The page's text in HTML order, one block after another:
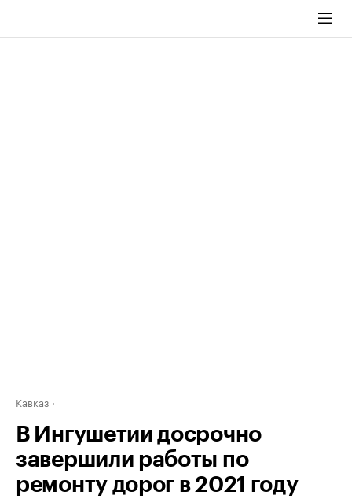
Кавказ
В Ингушетии досрочно
завершили работы по
ремонту дорог в 2021 году